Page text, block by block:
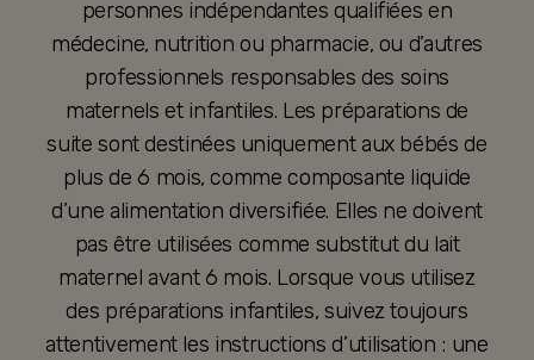
personnes indépendantes qualifiées en
médecine, nutrition ou pharmacie, ou d’autres
professionnels responsables des soins
maternels et infantiles. Les préparations de
suite sont destinées uniquement aux bébés de
plus de 6 mois, comme composante liquide
d’une alimentation diversifiée. Elles ne doivent
pas être utilisées comme substitut du lait
maternel avant 6 mois. Lorsque vous utilisez
des préparations infantiles, suivez toujours
attentivement les instructions d’utilisation : une